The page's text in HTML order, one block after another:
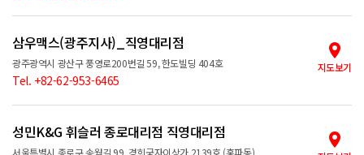
삼우맥스(광주지사)_직영대리점
지도보기
광주광역시 광산구 풍영로200번길 59, 한도빌딩 404호
Tel. +82-62-953-6465
성민K&G 휘슬러 종로대리점 직영대리점
서울특별시 종로구 송월길 99, 경희궁자이상가 2139호 (홍파동)